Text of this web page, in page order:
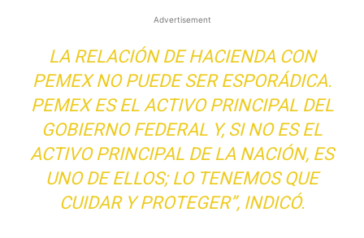
Advertisement
LA RELACIÓN DE HACIENDA CON
PEMEX NO PUEDE SER ESPORÁDICA.
PEMEX ES EL ACTIVO PRINCIPAL DEL
GOBIERNO FEDERAL Y, SI NO ES EL
ACTIVO PRINCIPAL DE LA NACIÓN, ES
UNO DE ELLOS; LO TENEMOS QUE
CUIDAR Y PROTEGER”, INDICÓ.